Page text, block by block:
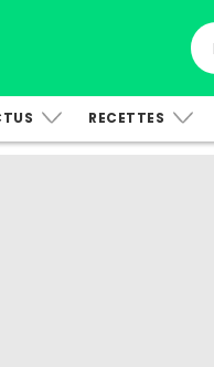
RECETTES